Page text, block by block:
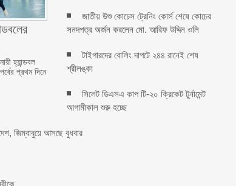
হ্যান্ডবল
প্রথম দিনে
জাতীয় উশু কোচেস ট্রেনিং কোর্স শেষে কোচের
সনদপত্র অর্জন করলেন মো. আরিফ উদ্দিন ওলি
টাইগারদের বোলিং দাপটে ২৪৪ রানেই শেষ
শ্রীলঙ্কা
সিলেট ডিএসএ কাপ টি-২০ ক্রিকেট টুর্নামেন্ট
আগামীকাল শুরু হচ্ছে
জিম্বাবুয়ে আসছে বুধবার